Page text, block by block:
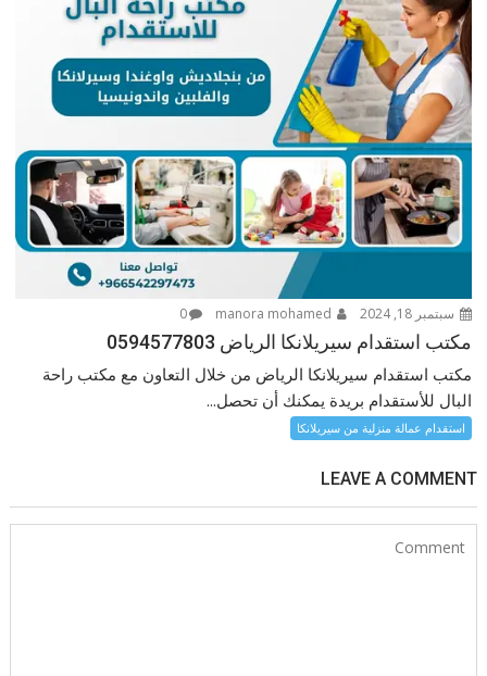
سبتمبر 18, 2024 0
مكتب استقدام سيريلانكا الرياض 0594577803
مكتب استقدام سيريلانكا الرياض من خلال التعاون مع مكتب راحة
البال للأستقدام بريدة يمكنك أن تحصل...
استقدام عمالة منزلية من سيريلانكا
LEAVE A COMMENT